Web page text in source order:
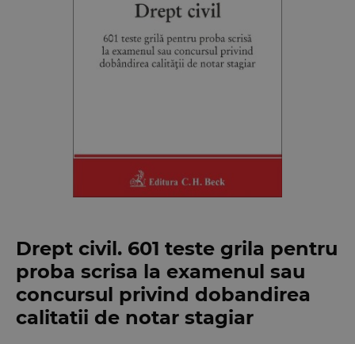
Drept civil. 601 teste grila pentru
proba scrisa la examenul sau
concursul privind dobandirea
calitatii de notar stagiar